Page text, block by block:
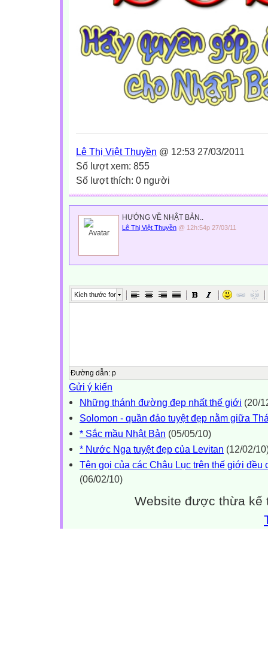
Lê Thị Việt Thuyền @ 12:53 27/03/2011
Số lượt xem: 855
Số lượt thích: 0 người
HƯỚNG VỀ NHẬT BẢN..
Lê Thị Việt Thuyền @ 12h:54p 27/03/11
Kích thước font
Đường dẫn: p
Gửi ý kiến
Những thánh đường đẹp nhất thế giới (20/
Solomon - quần đảo tuyệt đẹp nằm giữa
* Sắc mầu Nhật Bản (05/05/10)
* Nước Nga tuyệt đẹp của Levitan (12/02/
Tên gọi của các Châu Lục trên thế giới đều
(06/02/10)
Website được thừa